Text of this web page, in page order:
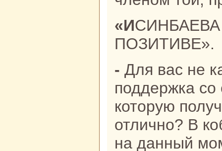
«ИСИНБАЕВА ПО-ПРЕЖНЕМУ НА
ПОЗИТИВЕ».
- Для вас не кажется, что для нас
поддержка
которую
отлично? В
на данный